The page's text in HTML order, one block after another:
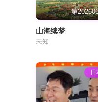
第
山海续梦
未知
日